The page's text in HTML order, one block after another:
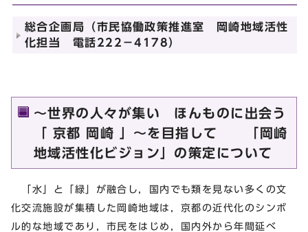
総合企画局（市民協働政策推進室 岡崎地域活性
化担当 電話222－4178）
～世界の人々が集い ほんものに出会う
「 京都 岡崎 」～を目指して 「岡崎
地域活性化ビジョン」の策定について
「水」と「緑」が融合し，国内でも類を見ない多くの文
化交流施設が集積した岡崎地域は，京都の近代化のシンボ
ル的な地域であり，市民をはじめ，国内外から年間延べ